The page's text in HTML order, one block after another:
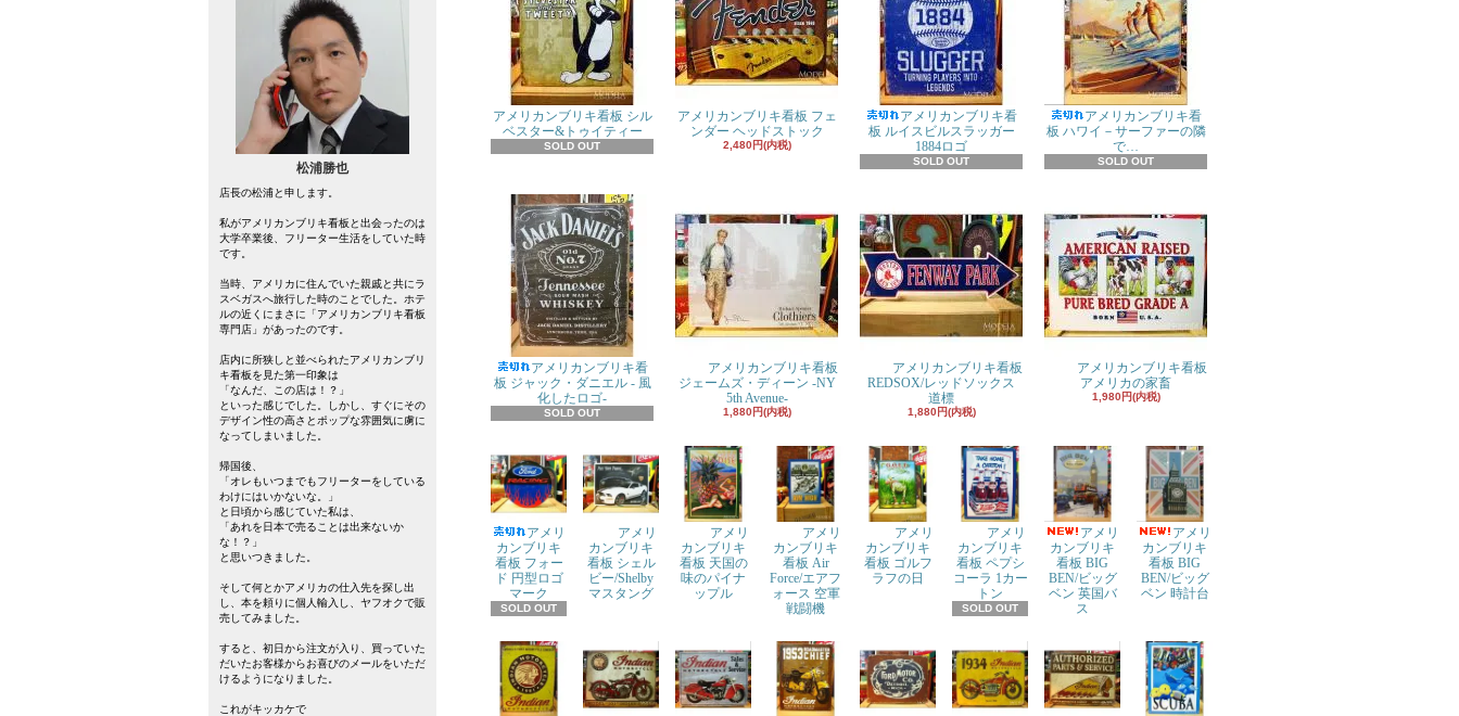
松浦勝也
店長の松浦と申します。
私がアメリカンブリキ看板と出会ったのは
大学卒業後、フリーター生活をしていた時
です。
当時、アメリカに住んでいた親戚と共にラ
スベガスへ旅行した時のことでした。ホテ
ルの近くにまさに「アメリカンブリキ看板
専門店」があったのです。
店内に所狭しと並べられたアメリカンブリ
キ看板を見た第一印象は
「なんだ、この店は！？」
といった感じでした。しかし、すぐにその
デザイン性の高さとポップな雰囲気に虜に
なってしまいました。
帰国後、
「オレもいつまでもフリーターをしている
わけにはいかないな。」
と日頃から感じていた私は、
「あれを日本で売ることは出来ないか
な！？」
と思いつきました。
そして何とかアメリカの仕入先を探し出
し、本を頼りに個人輸入し、ヤフオクで販
売してみました。
すると、初日から注文が入り、買っていた
だいたお客様からお喜びのメールをいただ
けるようになりました。
これがキッカケで
アメリカンブリキ看板 シル
ベスター&トゥイティー
SOLD OUT
アメリカンブリキ看板 フェ
ンダー ヘッドストック
2,480円(内税)
アメリカンブリキ看
板 ルイスビルスラッガー
1884ロゴ
SOLD OUT
アメリカンブリキ看
板 ハワイ－サーファーの隣
で…
SOLD OUT
アメリカンブリキ看
板 ジャック・ダニエル - 風
化したロゴ-
SOLD OUT
アメリカンブリキ看板
ジェームズ・ディーン -NY
5th Avenue-
1,880円(内税)
アメリカンブリキ看板
REDSOX/レッドソックス
道標
1,880円(内税)
アメリカンブリキ看板
アメリカの家畜
1,980円(内税)
アメリ
カンブリキ
看板 フォー
ド 円型ロゴ
マーク
SOLD OUT
アメリ
カンブリキ
看板 シェル
ビー/Shelby
マスタング
アメリ
カンブリキ
看板 天国の
味のパイナ
ップル
アメリ
カンブリキ
看板 Air
Force/エアフ
ォース 空軍
戦闘機
アメリ
カンブリキ
看板 ゴルフ
ラフの日
アメリ
カンブリキ
看板 ペプシ
コーラ 1カー
トン
SOLD OUT
アメリ
カンブリキ
看板 BIG
BEN/ビッグ
ベン 英国バ
ス
アメリ
カンブリキ
看板 BIG
BEN/ビッグ
ベン 時計台